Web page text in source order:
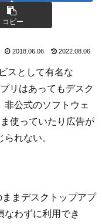
コピー
2018.06.06 2022.08.06
スとして有名な
リはあってもデスク
非公式のソフトウェ
使っていたり広告が
れない。
まデスクトップアプ
なわずに利用でき